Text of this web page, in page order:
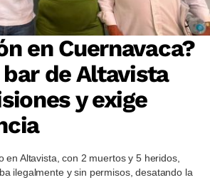
en Cuernavaca?
de Altavista
y exige
en Altavista, con 2 muertos y 5 heridos,
ilegalmente y sin permisos, desatando la